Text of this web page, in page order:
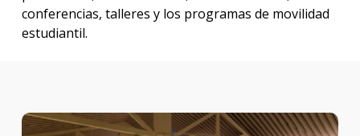
conferencias, talleres y los programas de movilidad
estudiantil.